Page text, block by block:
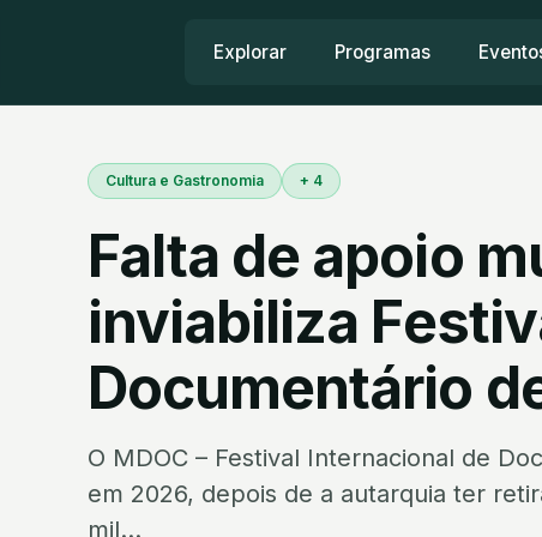
Explorar Programas
Cultura e Gastronomia + 4
Falta de apoio
inviabiliza
Documentário
O MDOC – Festival Internacional de
em 2026, depois de a autarquia ter
mil...